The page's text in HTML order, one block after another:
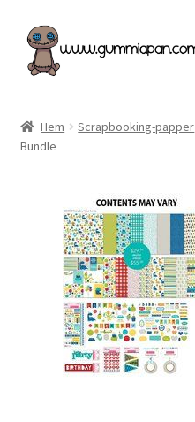
Hoppa
till
navigering
Hoppa
till
innehåll
Kategorier
Nyheter & Påfyllt!
Återförsäljare
Butiken
Köpvillkor
Hem Scrapbooking-papper
Bundle